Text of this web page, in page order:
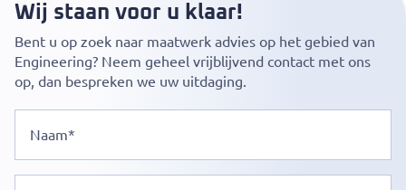
Wij staan voor u klaar!
Bent u op zoek naar maatwerk advies op het gebied van
Engineering? Neem geheel vrijblijvend contact met ons
op, dan bespreken we uw uitdaging.